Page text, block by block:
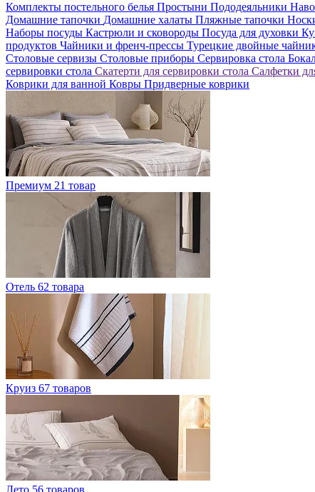
Комплекты постельного белья Простыни Пододеяльники
Домашние тапочки Домашние халаты Пляжные тапочки
Наборы посуды Кастрюли и сковороды Посуда для духовки
продуктов Чайники и френч-прессы Турецкие двойные
Столовые сервизы Столовые приборы Сервировка стола
сервировки стола Скатерти для сервировки стола Салфетки
Коврики для ванной Ковры Придверные коврики
Премиум 21 товар
Отель 62 товара
Круиз 67 товаров
Лето 56 товаров